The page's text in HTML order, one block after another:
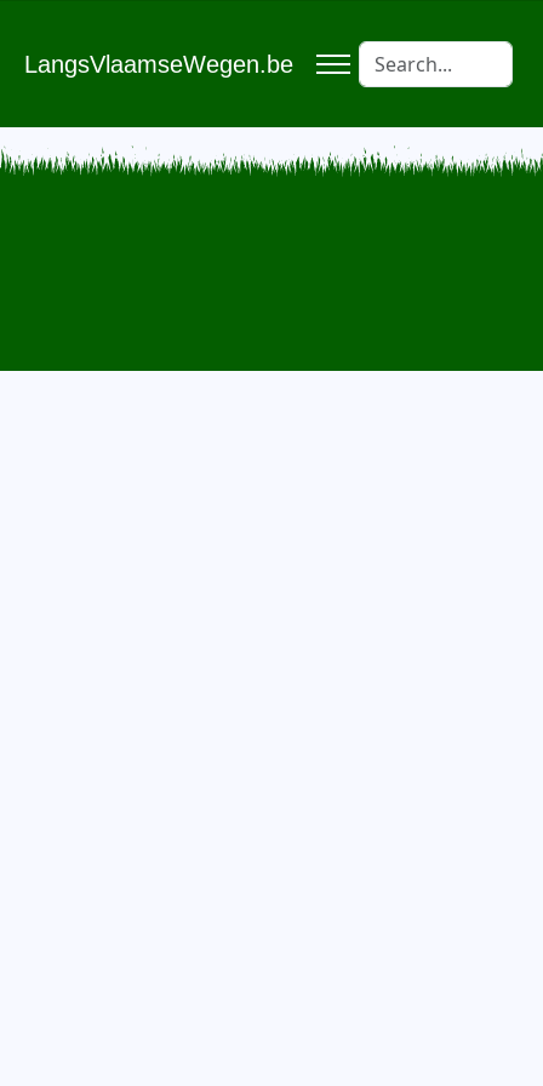
LangsVlaamseWegen.be